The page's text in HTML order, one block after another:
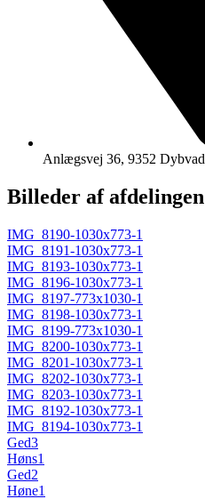
Anlægsvej 36, 9352 Dybvad
Billeder af afdelingen
IMG_8190-1030x773-1
IMG_8191-1030x773-1
IMG_8193-1030x773-1
IMG_8196-1030x773-1
IMG_8197-773x1030-1
IMG_8198-1030x773-1
IMG_8199-773x1030-1
IMG_8200-1030x773-1
IMG_8201-1030x773-1
IMG_8202-1030x773-1
IMG_8203-1030x773-1
IMG_8192-1030x773-1
IMG_8194-1030x773-1
Ged3
Høns1
Ged2
Høne1